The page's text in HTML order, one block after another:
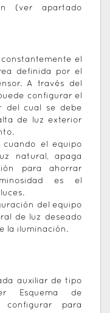
(ver apartado
el
definida por el
A través del
configurar el
del cual se debe
de luz exterior
cuando el equipo
natural, apaga
para ahorrar
es el
del equipo
de luz deseado
la iluminación.
auxiliar de tipo
Esquema de
para